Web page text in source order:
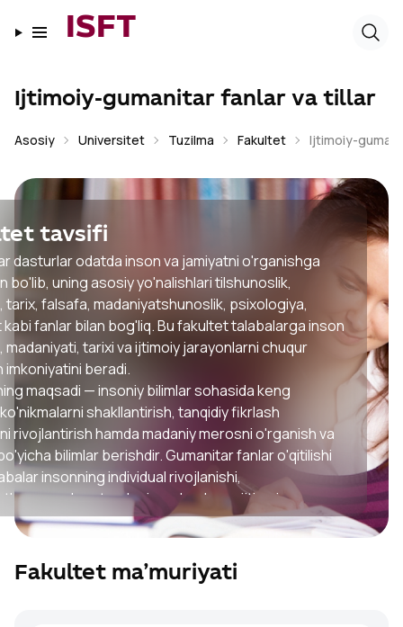
ISFT
Ijtimoiy-gumanitar fanlar va tillar
Asosiy Universitet Tuzilma Fakultet Ijtimoiy-
tavsifi
dasturlar odatda inson va jamiyatni o'rganishga
bo'lib, uning asosiy yo'nalishlari tilshunoslik,
tarix, falsafa, madaniyatshunoslik, psixologiya,
fanlar bilan bog'liq. Bu fakultet talabalarga inson
madaniyati, tarixi va ijtimoiy jarayonlarni chuqur
imkoniyatini beradi.
maqsadi — insoniy bilimlar sohasida keng
shakllantirish, tanqidiy fikrlash
rivojlantirish hamda madaniy merosni o'rganish va
bilimlar berishdir. Gumanitar fanlar o'qitilishi
insonning individual rivojlanishi,
muloqot, axloqiy me'yorlar va ijtimoiy
haqidagi tushunchalarni shakllantiradilar.
fakultet talabalari ko'pincha tilshunoslik, tarjimonlik,
xalqaro aloqalar, tarixiy tadqiqotlar va madaniy
bilimlarini amalda qo'llash imkoniyatiga ega
Fakultet ma’muriyati